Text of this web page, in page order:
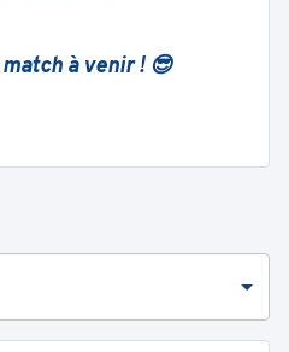
match à venir ! 😎